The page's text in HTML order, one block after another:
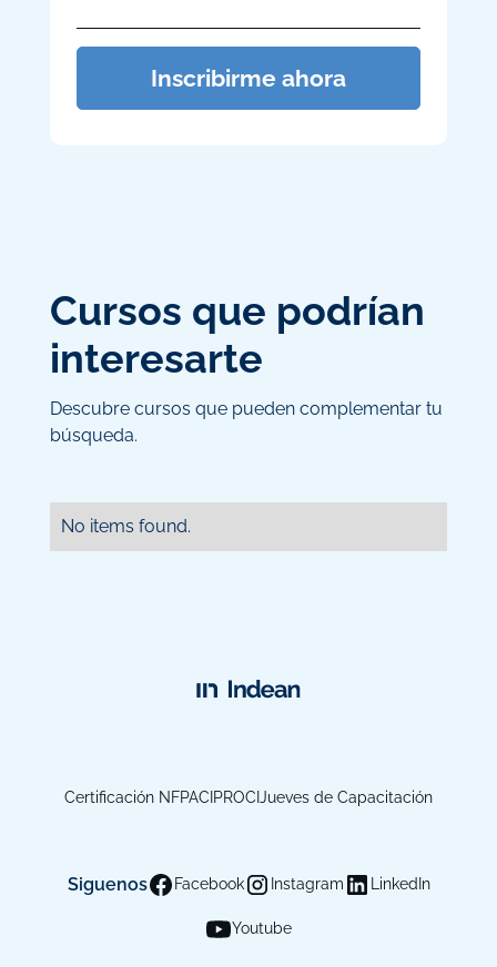
Inscribirme ahora
Cursos que podrían
interesarte
Descubre cursos que pueden complementar tu
búsqueda.
No items found.
Certificación NFPACIPROCI Jueves de Capacitación
Siguenos Facebook Instagram LinkedIn
Youtube